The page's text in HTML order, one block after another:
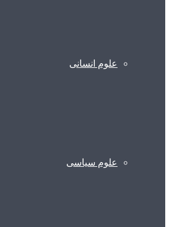
علوم انسانی
علوم سیاسی